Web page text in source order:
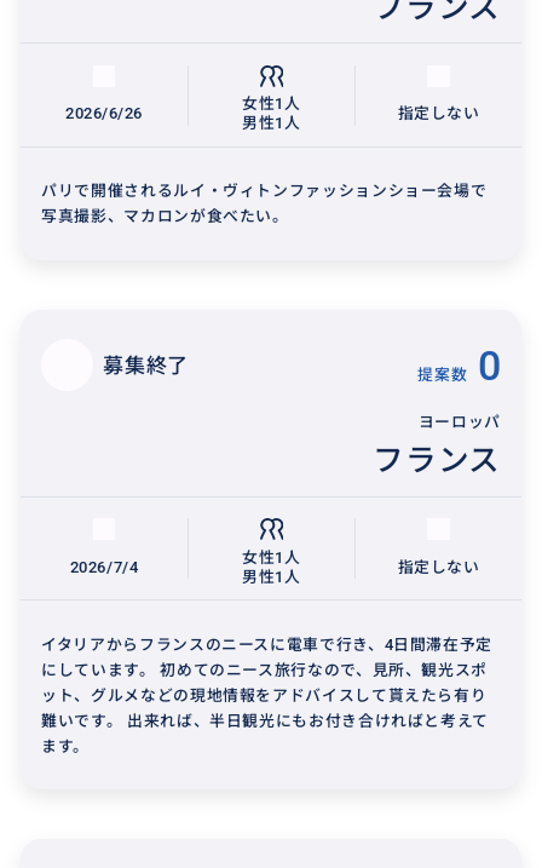
2026/6/26
女性1人
男性1人
指定しない
パリで開催されるルイ・ヴィトンファッションショー会場で
写真撮影、マカロンが食べたい。
募集終了 提案数 0
ヨーロッパ
フランス
2026/7/4
女性1人
男性1人
指定しない
イタリアからフランスのニースに電車で行き、4日間滞在予定
にしています。 初めてのニース旅行なので、見所、観光スポ
ット、グルメなどの現地情報をアドバイスして貰えたら有り
難いです。 出来れば、半日観光にもお付き合ければと考えて
ます。